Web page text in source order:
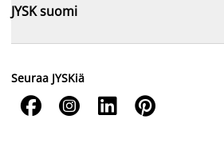
JYSK suomi
Seuraa JYSKiä
   